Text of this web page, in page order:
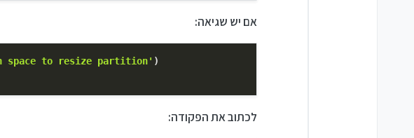
אם יש שגיאה:
space to resize partition' )
לכתוב את הפקודה: